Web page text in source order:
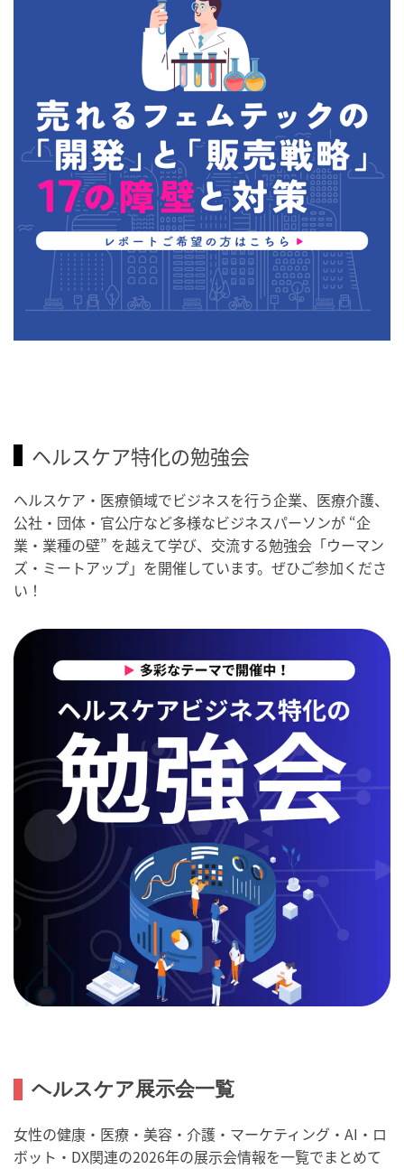
ヘルスケア特化の勉強会
ヘルスケア・医療領域でビジネスを行う企業、医療介護、
公社・団体・官公庁など多様なビジネスパーソンが “企
業・業種の壁” を越えて学び、交流する勉強会「ウーマン
ズ・ミートアップ」を開催しています。ぜひご参加くださ
い！
ヘルスケア展示会一覧
女性の健康・医療・美容・介護・マーケティング・AI・ロ
ボット・DX関連の2026年の展示会情報を一覧でまとめて